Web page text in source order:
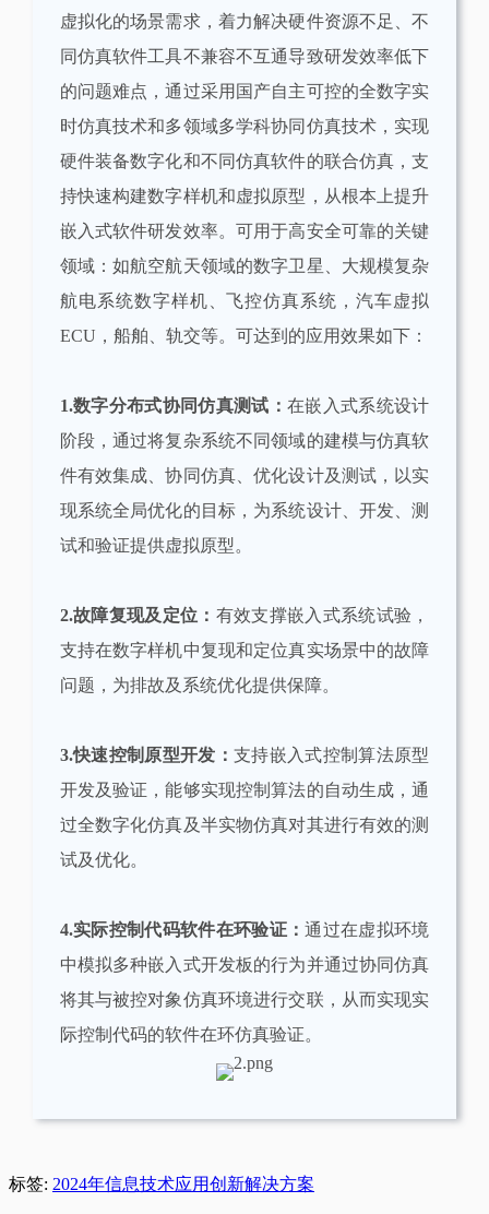
虚拟化的场景需求，着力解决硬件资源不足、不
同仿真软件工具不兼容不互通导致研发效率低下
的问题难点，通过采用国产自主可控的全数字实
时仿真技术和多领域多学科协同仿真技术，实现
硬件装备数字化和不同仿真软件的联合仿真，支
持快速构建数字样机和虚拟原型，从根本上提升
嵌入式软件研发效率。可用于高安全可靠的关键
领域：如航空航天领域的数字卫星、大规模复杂
航电系统数字样机、飞控仿真系统，汽车虚拟
ECU，船舶、轨交等。可达到的应用效果如下：
1.数字分布式协同仿真测试：在嵌入式系统设计
阶段，通过将复杂系统不同领域的建模与仿真软
件有效集成、协同仿真、优化设计及测试，以实
现系统全局优化的目标，为系统设计、开发、测
试和验证提供虚拟原型。
2.故障复现及定位： 有效支撑嵌入式系统试验，
支持在数字样机中复现和定位真实场景中的故障
问题，为排故及系统优化提供保障。
3.快速控制原型开发： 支持嵌入式控制算法原型
开发及验证，能够实现控制算法的自动生成，通
过全数字化仿真及半实物仿真对其进行有效的测
试及优化。
4.实际控制代码软件在环验证：通过在虚拟环境
中模拟多种嵌入式开发板的行为并通过协同仿真
将其与被控对象仿真环境进行交联，从而实现实
际控制代码的软件在环仿真验证。
标签: 2024年信息技术应用创新解决方案